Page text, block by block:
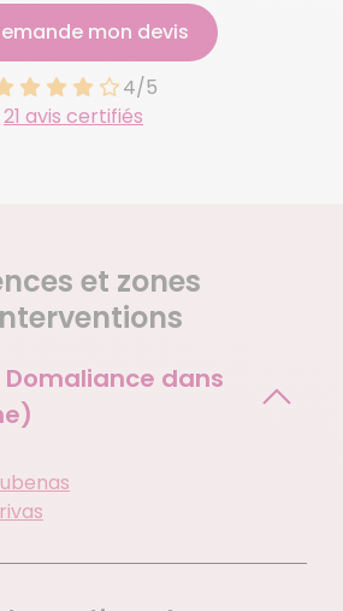
mon devis
4/5
21 avis certifiés
et zones
dans